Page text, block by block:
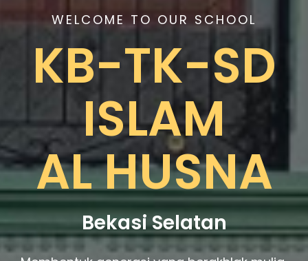
WELCOME TO OUR SCHOOL
KB-TK-SD
ISLAM
AL HUSNA
Bekasi Selatan